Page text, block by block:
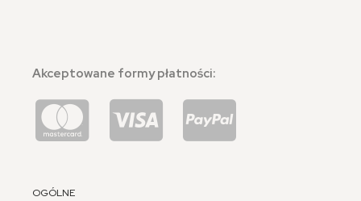
Akceptowane formy płatności:
OGÓLNE